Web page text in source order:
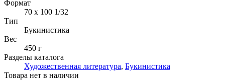
Формат
70 x 100 1/32
Тип
Букинистика
Вес
450 г
Разделы каталога
Художественная литература, Букинистика
Товара нет в наличии